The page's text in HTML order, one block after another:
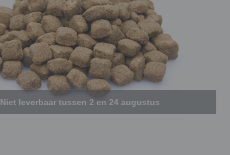
Niet leverbaar tussen 2 en 24 augustus